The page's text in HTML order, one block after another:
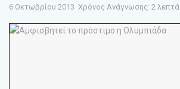
6 Οκτωβρίου 2013 Χρόνος Ανάγνωσης: 2 λεπτά